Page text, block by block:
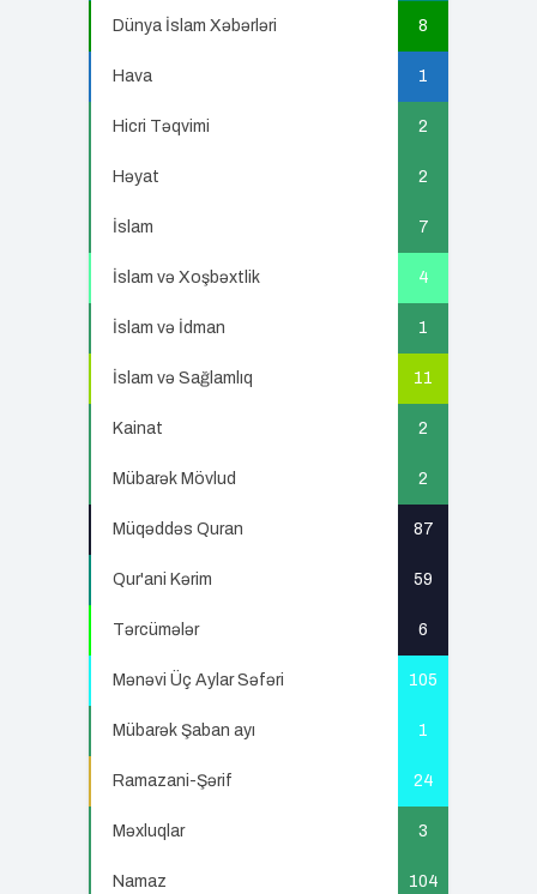
Dünya İslam Xəbərləri 8
Hava 1
Hicri Təqvimi 2
Həyat 2
İslam 7
İslam və Xoşbəxtlik 4
İslam və İdman 1
İslam və Sağlamlıq 11
Kainat 2
Mübarək Mövlud 2
Müqəddəs Quran 87
Qur'ani Kərim 59
Tərcümələr 6
Mənəvi Üç Aylar Səfəri 105
Mübarək Şaban ayı 1
Ramazani-Şərif 24
Məxluqlar 3
Namaz 104